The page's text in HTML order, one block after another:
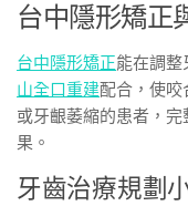
台中隱形矯正
台中隱形矯正能在調整
山全口重建配合，使
或牙齦萎縮的患者，
果。
牙齒治療規劃